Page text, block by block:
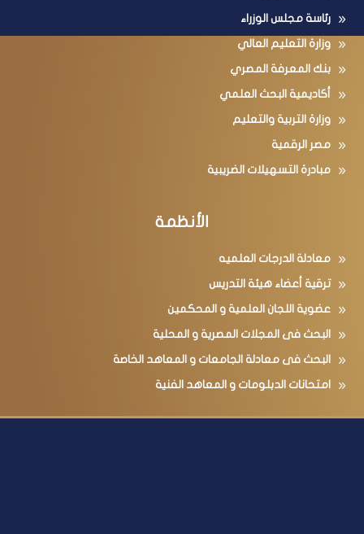
رئاسة مجلس الوزراء
وزارة التعليم العالي
بنك المعرفة المصري
أكاديمية البحث العلمي
وزارة التربية والتعليم
مصر الرقمية
مبادرة التسهيلات الضريبية
الأنظمة
معادلة الدرجات العلميه
ترقية أعضاء هيئة التدريس
عضوية اللجان العلمية و المحكمين
البحث فى المجلات المصرية و المحلية
البحث فى معادلة الجامعات و المعاهد الخاصة
امتحانات الدبلومات و المعاهد الفنية